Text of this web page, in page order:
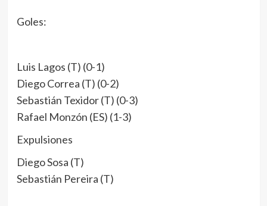
Goles:
Luis Lagos (T) (0-1)
Diego Correa (T) (0-2)
Sebastián Texidor (T) (0-3)
Rafael Monzón (ES) (1-3)
Expulsiones
Diego Sosa (T)
Sebastián Pereira (T)